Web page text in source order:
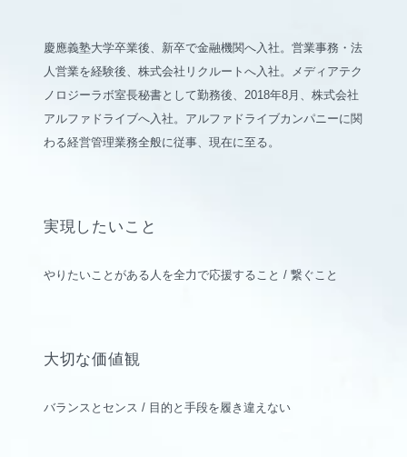
慶應義塾大学卒業後、新卒で金融機関へ入社。営業事務・法
人営業を経験後、株式会社リクルートへ入社。メディアテク
ノロジーラボ室長秘書として勤務後、2018年8月、株式会社
アルファドライブへ入社。アルファドライブカンパニーに関
わる経営管理業務全般に従事、現在に至る。
実現したいこと
やりたいことがある人を全力で応援すること / 繋ぐこと
大切な価値観
バランスとセンス / 目的と手段を履き違えない